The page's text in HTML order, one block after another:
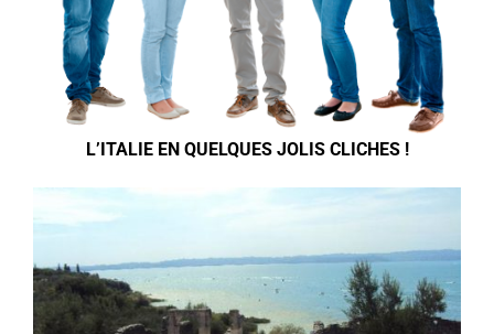
L’ITALIE EN QUELQUES JOLIS CLICHES !